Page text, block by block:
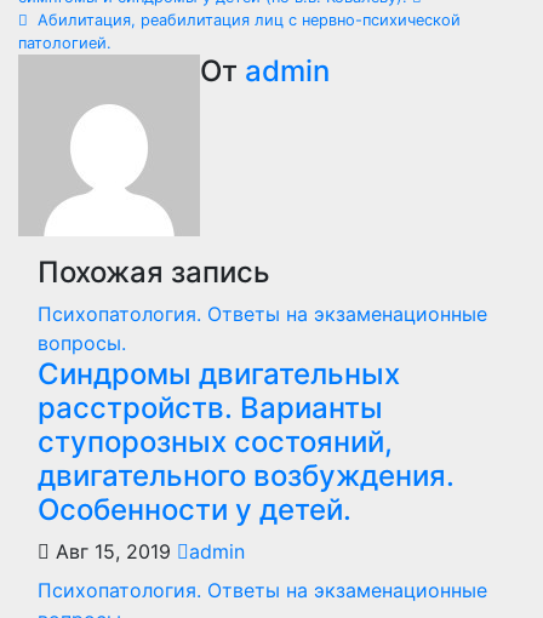
записям
Абилитация, реабилитация лиц с нервно-психической
патологией.
От admin
Похожая запись
Психопатология. Ответы на экзаменационные
вопросы.
Синдромы двигательных
расстройств. Варианты
ступорозных состояний,
двигательного возбуждения.
Особенности у детей.
Авг 15, 2019
admin
Психопатология. Ответы на экзаменационные